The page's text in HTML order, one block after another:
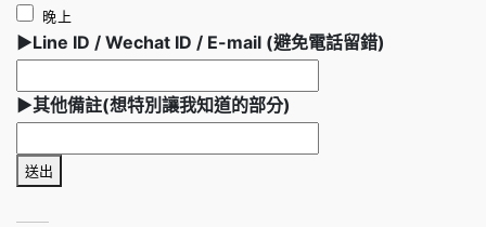
晚上
►Line ID / Wechat ID / E-mail (避免電話留錯)
►其他備註(想特別讓我知道的部分)
送出